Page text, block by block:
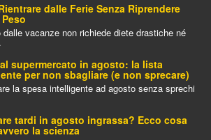
dalle Ferie Senza Riprendere
dalle vacanze non richiede diete drastiche né
supermercato in agosto: la lista
per non sbagliare (e non sprecare)
la spesa intelligente ad agosto senza sprechi
tardi in agosto ingrassa? Ecco cosa
la scienza